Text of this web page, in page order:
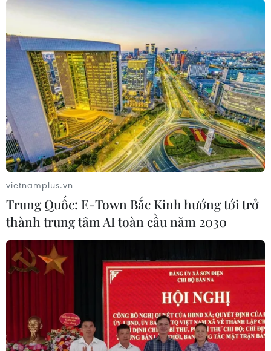
vietnamplus.vn
Trung Quốc: E-Town Bắc Kinh hướng tới trở
thành trung tâm AI toàn cầu năm 2030